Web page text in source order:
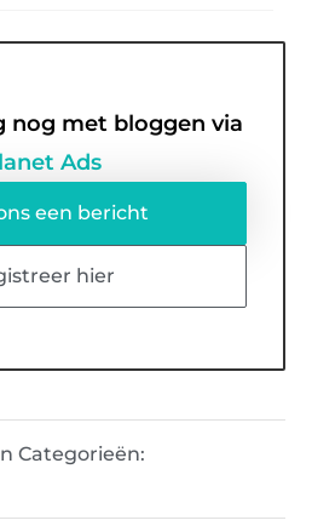
nog met bloggen via
Ads
een bericht
hier
Categorieën: